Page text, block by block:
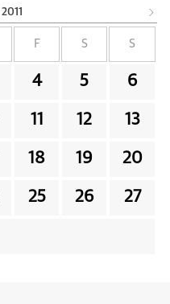
2011
F S S
4 5 6
11 12 13
18 19 20
25 26 27